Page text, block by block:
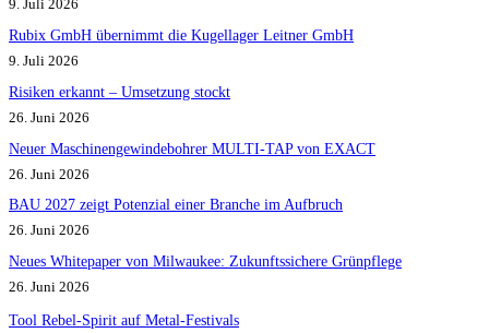
9. Juli 2026
Rubix GmbH übernimmt die Kugellager Leitner GmbH
9. Juli 2026
Risiken erkannt – Umsetzung stockt
26. Juni 2026
Neuer Maschinengewindebohrer MULTI-TAP von EXACT
26. Juni 2026
BAU 2027 zeigt Potenzial einer Branche im Aufbruch​
26. Juni 2026
Neues Whitepaper von Milwaukee: Zukunftssichere Grünpflege
26. Juni 2026
Tool Rebel-Spirit auf Metal-Festivals